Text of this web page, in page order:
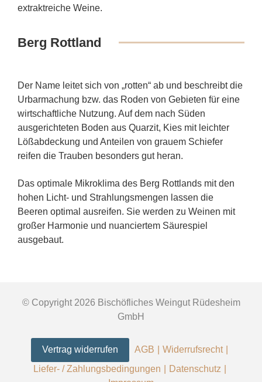
extraktreiche Weine.
Berg Rottland
Der Name leitet sich von „rotten“ ab und beschreibt die
Urbarmachung bzw. das Roden von Gebieten für eine
wirtschaftliche Nutzung. Auf dem nach Süden
ausgerichteten Boden aus Quarzit, Kies mit leichter
Lößabdeckung und Anteilen von grauem Schiefer
reifen die Trauben besonders gut heran.
Das optimale Mikroklima des Berg Rottlands mit den
hohen Licht- und Strahlungsmengen lassen die
Beeren optimal ausreifen. Sie werden zu Weinen mit
großer Harmonie und nuanciertem Säurespiel
ausgebaut.
© Copyright 2026 Bischöfliches Weingut Rüdesheim
GmbH
Vertrag widerrufen AGB
Widerrufsrecht
Liefer- / Zahlungsbedingungen
Datenschutz